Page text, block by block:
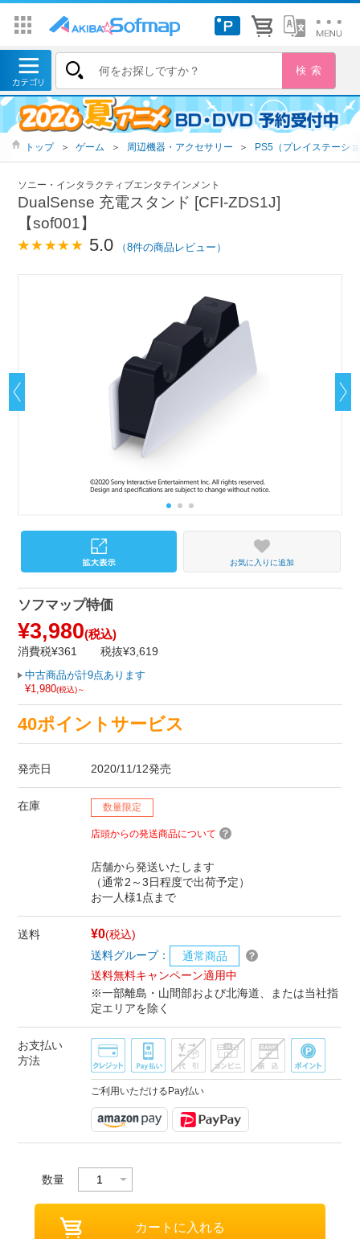
トップ ＞ ゲーム ＞ 周辺機器・アクセサリー ＞ PS5（プレイステーシ
ソニー・インタラクティブエンタテインメント
DualSense 充電スタンド [CFI-ZDS1J]
【sof001】
5.0 （8件の商品レビュー）
お気に入りに追加
ソフマップ特価
¥3,980(税込)
消費税¥361 税抜¥3,619
中古商品が計9点あります
¥1,980(税込)～
40ポイントサービス
発売日 2020/11/12発売
在庫 数量限定
店頭からの発送商品について
店舗から発送いたします
（通常2～3日程度で出荷予定）
お一人様1点まで
送料 ¥0(税込)
送料グループ：
通常商品
送料無料キャンペーン適用中
※一部離島・山間部および北海道、または当社指
定エリアを除く
お支払い
方法
ご利用いただけるPay払い
数量